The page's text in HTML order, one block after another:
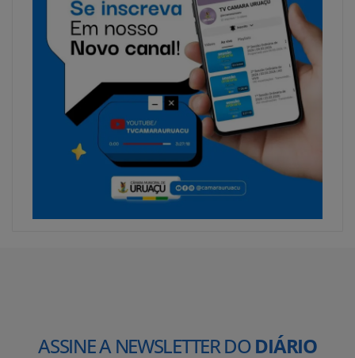
ASSINE A NEWSLETTER DODIÁRIO